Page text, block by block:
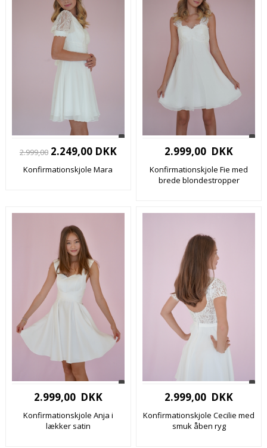
2.999,002.249,00 DKK
Konfirmationskjole Mara
2.999,00 DKK
Konfirmationskjole Fie med
brede blondestropper
2.999,00 DKK
Konfirmationskjole Anja i
lækker satin
2.999,00 DKK
Konfirmationskjole Cecilie med
smuk åben ryg